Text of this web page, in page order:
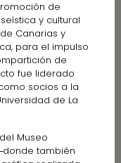
de
y cultural
Canarias y
para el impulso
de
fue liderado
socios a la
de La
Museo
también